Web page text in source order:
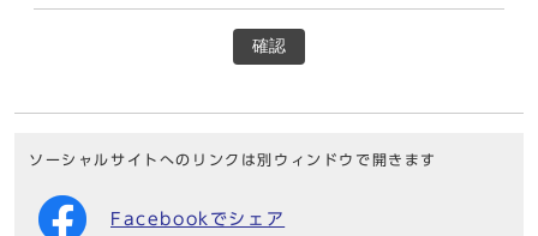
確認
ソーシャルサイトへのリンクは別ウィンドウで開きます
Facebookでシェア